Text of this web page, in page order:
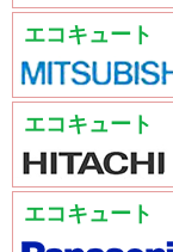
エコキュート
エコキュート
エコキュート